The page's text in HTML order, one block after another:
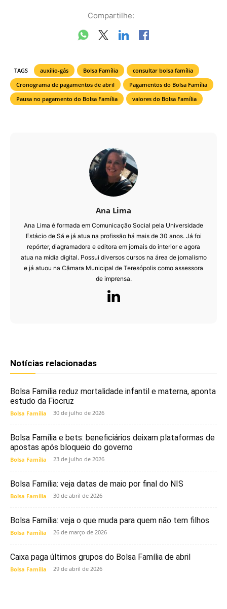
Compartilhe:
TAGS auxílio-gás Bolsa Família
consultar bolsa família
Cronograma de pagamentos de abril
Pagamentos do Bolsa Família
Pausa no pagamento do Bolsa Família
valores do Bolsa Família
Ana Lima
Ana Lima é formada em Comunicação Social pela Universidade
Estácio de Sá e já atua na profissão há mais de 30 anos. Já foi
repórter, diagramadora e editora em jornais do interior e agora
atua na mídia digital. Possui diversos cursos na área de jornalismo
e já atuou na Câmara Municipal de Teresópolis como assessora
de imprensa.
Notícias relacionadas
Bolsa Família reduz mortalidade infantil e materna, aponta
estudo da Fiocruz
Bolsa Família 30 de julho de 2026
Bolsa Família e bets: beneficiários deixam plataformas de
apostas após bloqueio do governo
Bolsa Família 23 de julho de 2026
Bolsa Família: veja datas de maio por final do NIS
Bolsa Família 30 de abril de 2026
Bolsa Família: veja o que muda para quem não tem filhos
Bolsa Família 26 de março de 2026
Caixa paga últimos grupos do Bolsa Família de abril
Bolsa Família 29 de abril de 2026